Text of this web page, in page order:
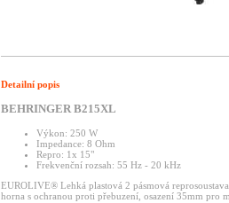
Detailní popis
BEHRINGER B215XL
Výkon: 250 W
Impedance: 8 Ohm
Repro: 1x 15"
Frekvenční rozsah: 55 Hz - 20 kHz
EUROLIVE® Lehká plastová 2 pásmová
horna s ochranou proti přebuzení, osazení 35mm pro